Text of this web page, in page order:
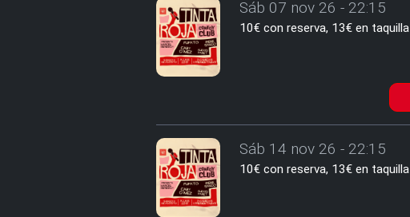
Sáb 07 nov 26 - 22:15
10€ con reserva, 13€ en taquilla
Sáb 14 nov 26 - 22:15
10€ con reserva, 13€ en taquilla